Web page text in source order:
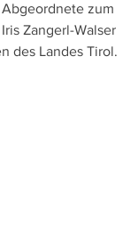
zum
Zangerl-Walser
des Landes Tirol.